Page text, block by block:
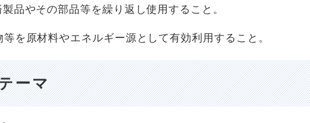
品やその部品等を繰り返し使用すること。
を原材料やエネルギー源として有効利用すること。
ーマ